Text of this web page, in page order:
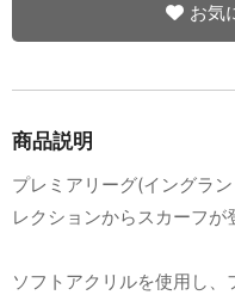
お気
商品説明
プレミアリーグ(イングラ
レクションからスカーフが
ソフトアクリルを使用し